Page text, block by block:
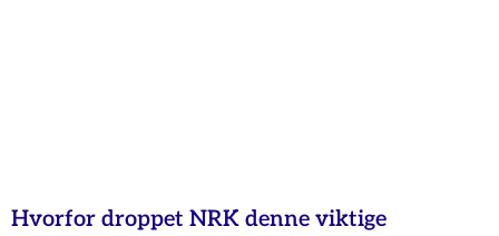
Hvorfor droppet NRK denne viktige